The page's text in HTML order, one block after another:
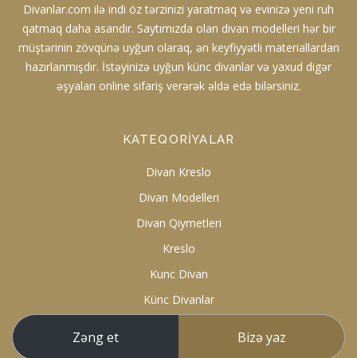
Divanlar.com ilə indi öz tərzinizi yaratmaq və evinizə yeni ruh
qatmaq daha asandır. Saytımızda olan divan modelleri hər bir
müştərinin zövqünə uyğun olaraq, ən keyfiyyətli materiallardan
hazırlanmışdır. İstəyinizə uyğun künc divanlar və yaxud digər
əşyaları online sifariş verərək əldə edə bilərsiniz.
KATEQORIYALAR
Divan Kreslo
Divan Modelleri
Divan Qiymetleri
Kreslo
Kunc Divan
Künc Divanlar
Zəng et Bizə yaz